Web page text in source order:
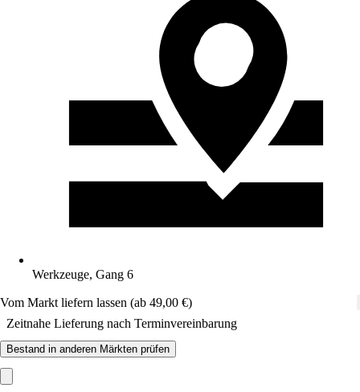
Werkzeuge, Gang 6
Vom Markt liefern lassen (ab 49,00 €)
Zeitnahe Lieferung nach Terminvereinbarung
Bestand in anderen Märkten prüfen